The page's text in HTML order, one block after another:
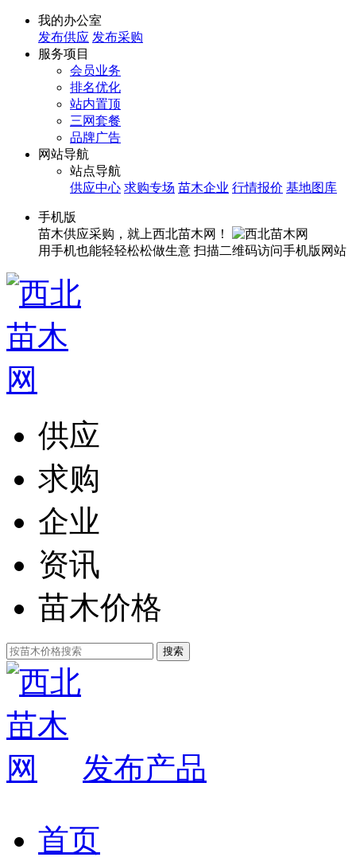
我的办公室
发布供应 发布采购
服务项目
会员业务
排名优化
站内置顶
三网套餐
品牌广告
网站导航
站点导航
供应中心 求购专场 苗木企业 行情报价 基地图库
手机版
苗木供应采购，就上西北苗木网！
用手机也能轻轻松松做生意 扫描二维码访问手机版网站
供应
求购
企业
资讯
苗木价格
发布产品
首页